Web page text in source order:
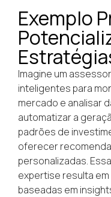
Exemplo
Imagine um
inteligentes para
mercado e analisar
automatizar a
padrões de
oferecer
personalizadas.
expertise resulta
baseadas em